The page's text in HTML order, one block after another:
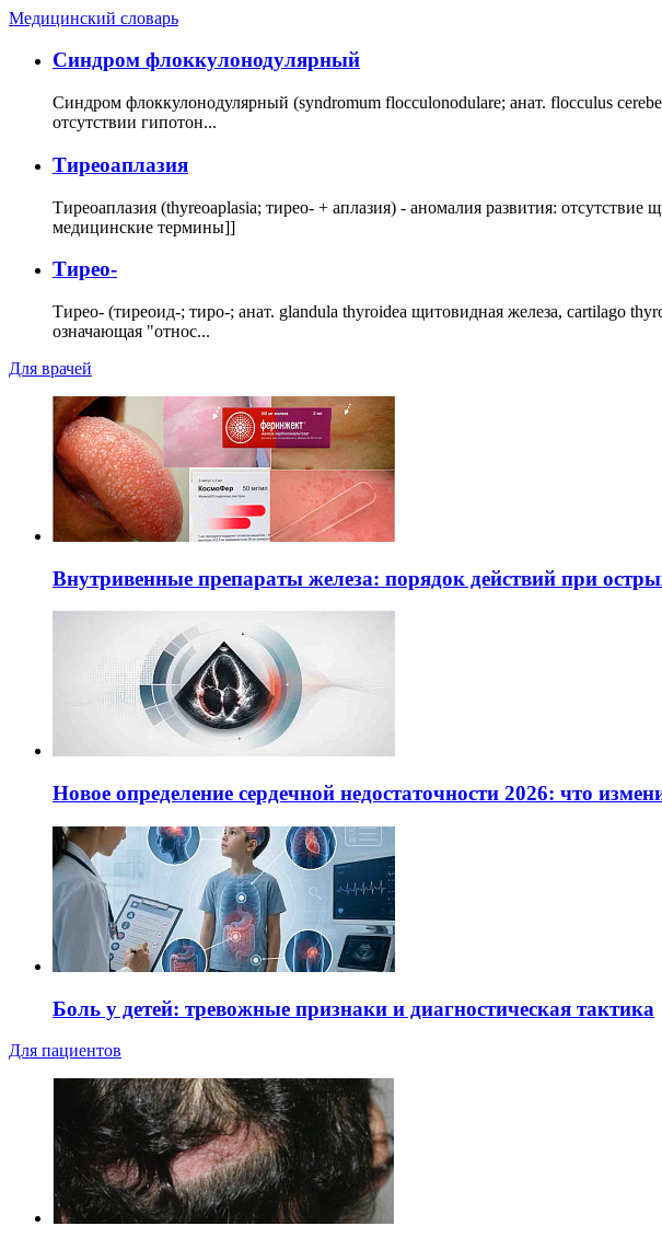
Медицинский словарь
Cиндром флоккулонодулярный
Синдром флоккулонодулярный (syndromum flocculonodulare; анат. flocculus
отсутствии гипотон...
Тиреоаплазия
Тиреоаплазия (thyreoaplasia; тирео- + аплазия) - аномалия развития:
медицинские термины]]
Тирео-
Тирео- (тиреоид-; тиро-; анат. glandula thyroidea щитовидная железа, cartilago
означающая "относ...
Для врачей
Внутривенные препараты железа: порядок действий при
Новое определение сердечной недостаточности 2026: что
Боль у детей: тревожные признаки и диагностическая тактика
Для пациентов